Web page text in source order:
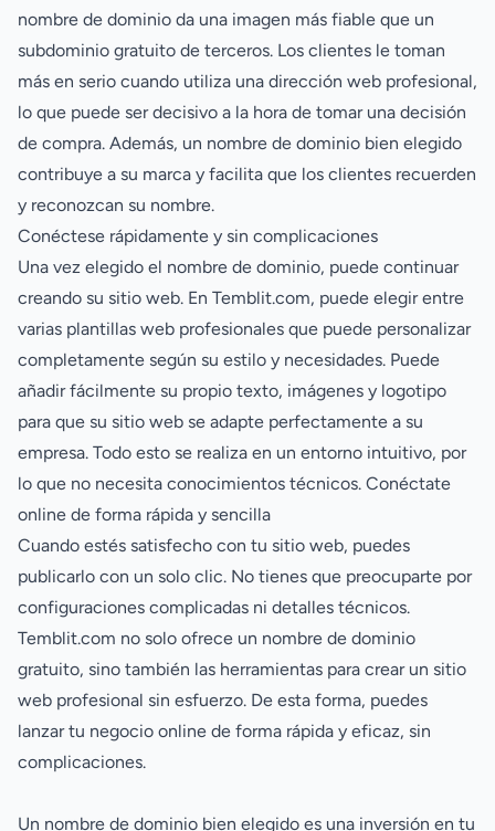
nombre de dominio da una imagen más fiable que un
subdominio gratuito de terceros. Los clientes le toman
más en serio cuando utiliza una dirección web profesional,
lo que puede ser decisivo a la hora de tomar una decisión
de compra. Además, un nombre de dominio bien elegido
contribuye a su marca y facilita que los clientes recuerden
y reconozcan su nombre.
Conéctese rápidamente y sin complicaciones
Una vez elegido el nombre de dominio, puede continuar
creando su sitio web. En Temblit.com, puede elegir entre
varias plantillas web profesionales que puede personalizar
completamente según su estilo y necesidades. Puede
añadir fácilmente su propio texto, imágenes y logotipo
para que su sitio web se adapte perfectamente a su
empresa. Todo esto se realiza en un entorno intuitivo, por
lo que no necesita conocimientos técnicos. Conéctate
online de forma rápida y sencilla
Cuando estés satisfecho con tu sitio web, puedes
publicarlo con un solo clic. No tienes que preocuparte por
configuraciones complicadas ni detalles técnicos.
Temblit.com no solo ofrece un nombre de dominio
gratuito, sino también las herramientas para crear un sitio
web profesional sin esfuerzo. De esta forma, puedes
lanzar tu negocio online de forma rápida y eficaz, sin
complicaciones.
Un nombre de dominio bien elegido es una inversión en tu